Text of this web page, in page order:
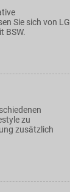
Sie sich von LG
BSW.
zu
zusätzlich